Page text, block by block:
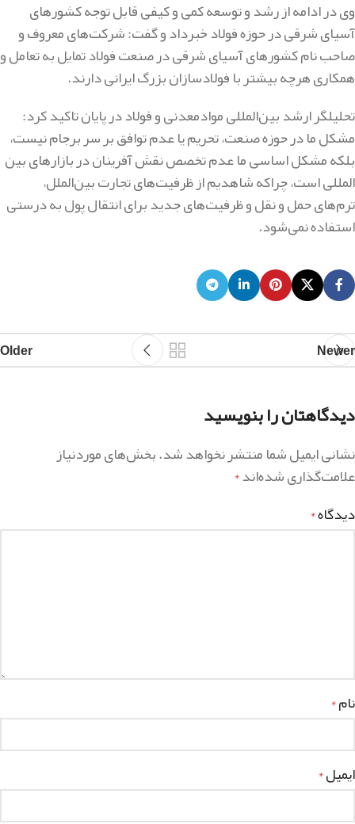
وی در ادامه از رشد و توسعه کمی و کیفی قابل توجه کشورهای
آسیای شرقی در حوزه فولاد خبرداد و گفت: شرکت‌های معروف و
صاحب نام کشورهای آسیای شرقی در صنعت فولاد تمایل به تعامل و
همکاری هرچه بیشتر با فولادسازان بزرگ ایرانی دارند.
تحلیلگر ارشد بین‌المللی موادمعدنی و فولاد در پایان تاکید کرد:
مشکل ما در حوزه صنعت، تحریم یا عدم توافق بر سر برجام نیست،
بلکه مشکل اساسی ما عدم تخصص نقش آفرینان در بازارهای بین
المللی است، چراکه شاهدیم از ظرفیت‌های تجارت بین‌الملل،
ترم‌های حمل و نقل و ظرفیت‌های جدید برای انتقال پول به درستی
استفاده نمی‌شود.
Newer
Older
دیدگاهتان را بنویسید
نشانی ایمیل شما منتشر نخواهد شد.بخش‌های موردنیاز
علامت‌گذاری شده‌اند*
دیدگاه*
نام*
ایمیل*